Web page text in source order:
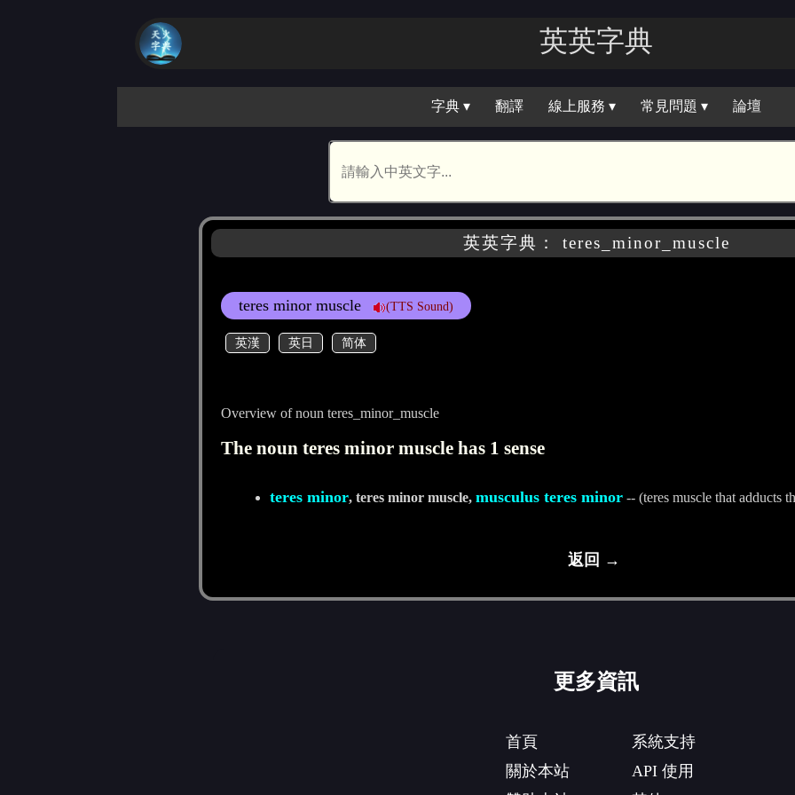
英英字｜
字典 ▾ 翻譯 線上服務 ▾ 常見問題 ▾ 論壇
英英字典： teres_minor_muscle
teres minor muscle (TTS Sound)
英漢 英日 简体
Overview of noun teres_minor_muscle
The noun teres minor muscle has 1 sense
teres minor, teres minor muscle, musculus teres minor -- (teres muscle that adducts
返回 →
更多資訊
首頁
關於本站
系統支持
API 使用